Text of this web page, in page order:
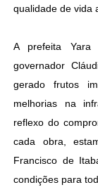
qualidade de vida
A prefeita Yara
governador
gerado frutos
melhorias na
reflexo do
cada obra,
Francisco de
condições para